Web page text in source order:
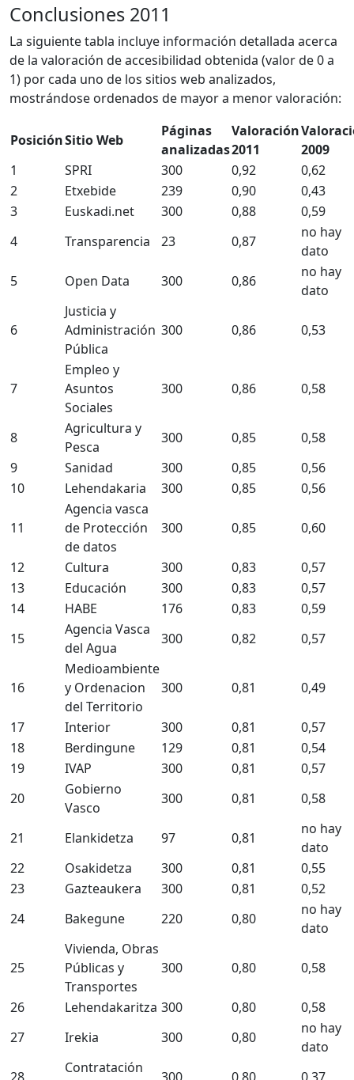
Conclusiones 2011
La siguiente tabla incluye información detallada acerca
de la valoración de accesibilidad obtenida (valor de 0 a
1) por cada uno de los sitios web analizados,
mostrándose ordenados de mayor a menor valoración:
PosiciónSitio Web
Páginas
analizadas
Valoración
2011
2009
1
SPRI 300 0,92
0,62
2
Etxebide 239 0,90
0,43
3
Euskadi.net 300 0,88
0,59
4
Transparencia 23 0,87
no hay
dato
5
Open Data 300 0,86
no hay
dato
6
Justicia y
Administración
Pública
300 0,86 0,53
7
Empleo y
Asuntos
Sociales
300 0,86 0,58
8
Agricultura y
Pesca
300 0,85
0,58
9
Sanidad 300 0,85
0,56
10
Lehendakaria 300 0,85 0,56
11
Agencia vasca
de Protección
de datos
300 0,85 0,60
12 Cultura 300 0,83
0,57
13
Educación 300 0,83
0,57
14
HABE 176 0,83
0,59
15
Agencia Vasca
del Agua
300 0,82 0,57
16
Medioambiente
y Ordenacion
del Territorio
300 0,81 0,49
17 Interior 300 0,81
0,57
18
Berdingune 129 0,81
0,54
19
IVAP 300 0,81
0,57
20
Gobierno
Vasco
300 0,81 0,58
21 Elankidetza 97 0,81
no hay
dato
22
Osakidetza 300 0,81
0,55
23
Gazteaukera 300 0,81
0,52
24
Bakegune 220 0,80
no hay
dato
25
Vivienda, Obras
Públicas y
Transportes
300 0,80 0,58
26 Lehendakaritza 300 0,80
0,58
27
Irekia 300 0,80
no hay
dato
28
Contratación
300 0,80 0,37